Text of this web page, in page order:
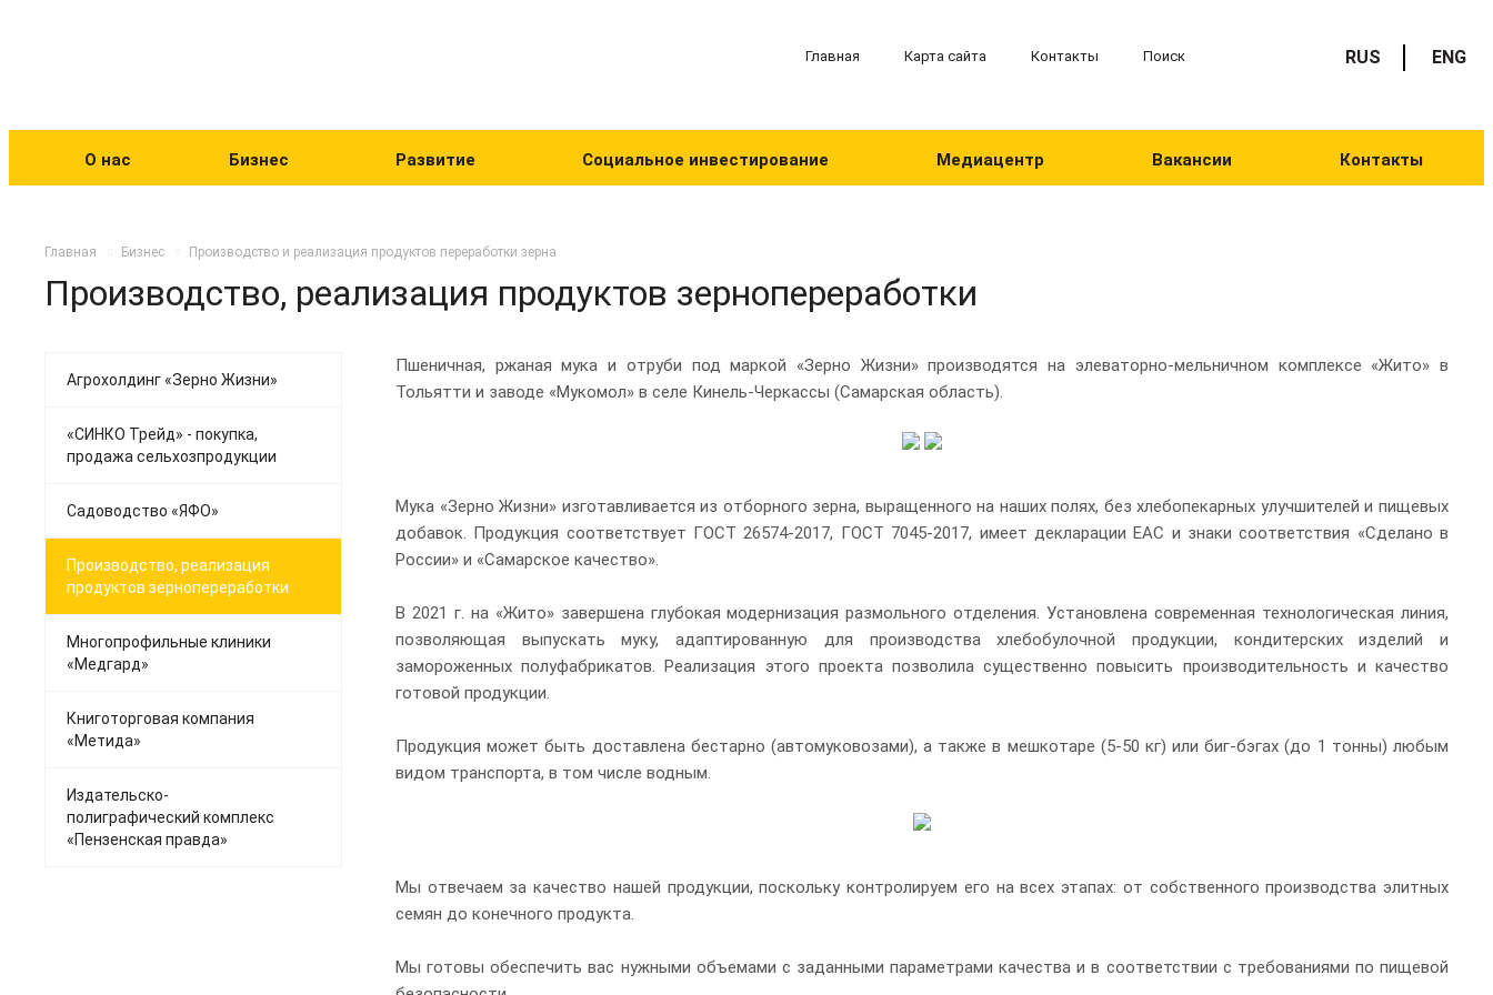
Главная Карта сайта Контакты Поиск RUS ENG
О нас Бизнес Развитие Социальное инвестирование Медиацентр Вакансии Контакты
Главная Бизнес Производство и реализация продуктов переработки зерна
Производство, реализация продуктов зернопереработки
Пшеничная, ржаная мука и отруби под маркой «Зерно Жизни» производятся на элеваторно-мельничном комплексе «Жито» в
Тольятти и заводе «Мукомол» в селе Кинель-Черкассы (Самарская область).
Мука «Зерно Жизни» изготавливается из отборного зерна, выращенного на наших полях, без хлебопекарных улучшителей и пищевых
добавок. Продукция соответствует ГОСТ 26574-2017, ГОСТ 7045-2017, имеет декларации EAC и знаки соответствия «Сделано в
России» и «Самарское качество».
В 2021 г. на «Жито» завершена глубокая модернизация размольного отделения. Установлена современная технологическая линия,
позволяющая выпускать муку, адаптированную для производства хлебобулочной продукции, кондитерских изделий и
замороженных полуфабрикатов. Реализация этого проекта позволила существенно повысить производительность и качество
готовой продукции.
Продукция может быть доставлена бестарно (автомуковозами), а также в мешкотаре (5-50 кг) или биг-бэгах (до 1 тонны) любым
видом транспорта, в том числе водным.
Мы отвечаем за качество нашей продукции, поскольку контролируем его на всех этапах: от собственного производства элитных
семян до конечного продукта.
Мы готовы обеспечить вас нужными объемами с заданными параметрами качества и в соответствии с требованиями по пищевой
Агрохолдинг «Зерно Жизни»
«СИНКО Трейд» - покупка,
продажа сельхозпродукции
Садоводство «ЯФО»
Производство, реализация
продуктов зернопереработки
Многопрофильные клиники
«Медгард»
Книготорговая компания
«Метида»
Издательско-
полиграфический комплекс
«Пензенская правда»